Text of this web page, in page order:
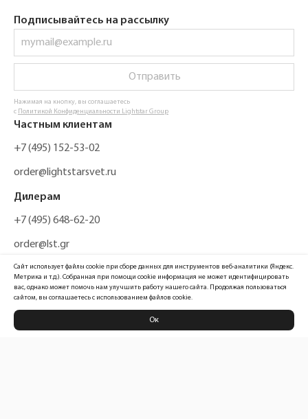
Подписывайтесь на рассылку
Отправить
Нажимая на кнопку, вы соглашаетесь
с Политикой Конфиденциальности Lightstar Group
Частным клиентам
+7 (495) 152-53-02
order@lightstarsvet.ru
Дилерам
+7 (495) 648-62-20
order@lst.gr
Политика конфиденциальности
Сайт использует файлы cookie при сборе данных для инструментов веб-аналитики (Яндекс.
Метрика и т.д.). Собранная при помощи cookie информация не может идентифицировать
вас, однако может помочь нам улучшить работу нашего сайта. Продолжая пользоваться
сайтом, вы соглашаетесь с использованием файлов cookie.
Ок